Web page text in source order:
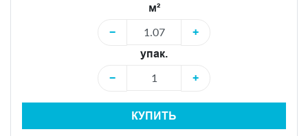
м²
−
+
упак.
−
+
КУПИТЬ